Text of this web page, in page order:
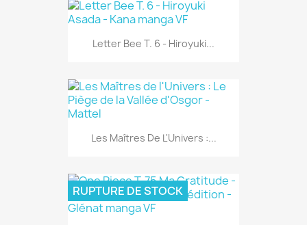
Letter Bee T. 6 - Hiroyuki...
Les Maîtres De L'Univers :...
RUPTURE DE STOCK